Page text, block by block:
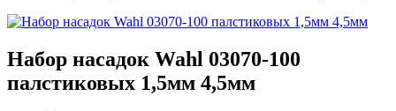
Набор насадок Wahl 03070-100
палстиковых 1,5мм 4,5мм